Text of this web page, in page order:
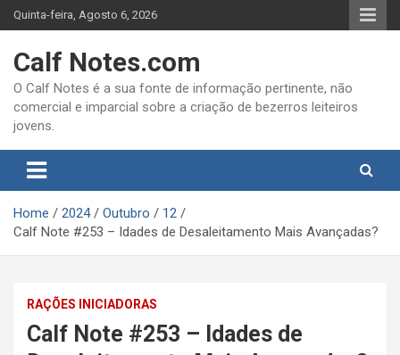
Skip
to
Quinta-feira, Agosto 6, 2026
Calf Notes.com
O Calf Notes é a sua fonte de informação pertinente, não
comercial e imparcial sobre a criação de bezerros leiteiros
jovens.
Home 2024 Outubro
12
Calf Note #253 – Idades de Desaleitamento Mais Avançadas?
RAÇÕES INICIADORAS
Calf Note #253 – Idades de